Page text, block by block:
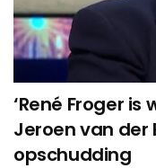
‘René Froger
Jeroen van der
opschudding